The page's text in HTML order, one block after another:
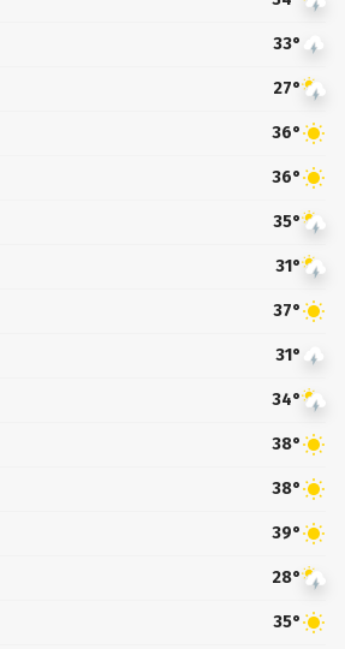
33°
27°
36°
36°
35°
31°
37°
31°
34°
38°
38°
39°
28°
35°